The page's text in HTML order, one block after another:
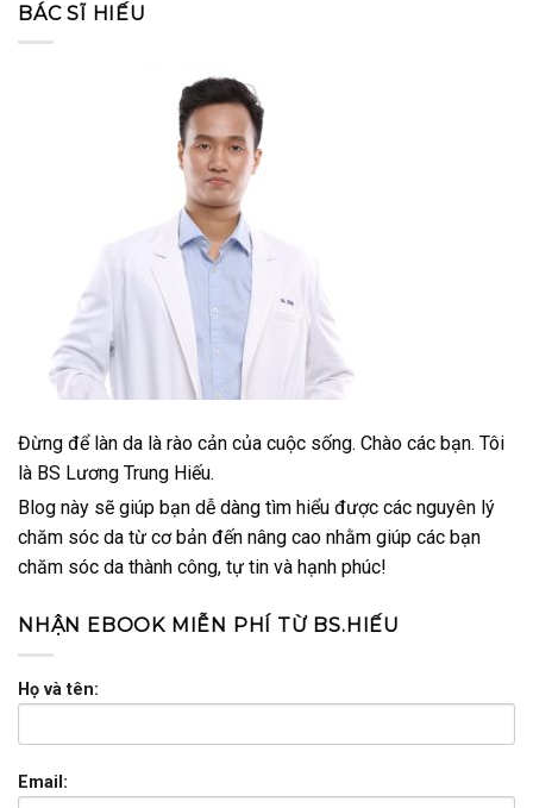
BÁC SĨ HIẾU
Đừng để làn da là rào cản của cuộc sống. Chào các bạn. Tôi
là BS Lương Trung Hiếu.
Blog này sẽ giúp bạn dễ dàng tìm hiểu được các nguyên lý
chăm sóc da từ cơ bản đến nâng cao nhằm giúp các bạn
chăm sóc da thành công, tự tin và hạnh phúc!
NHẬN EBOOK MIỄN PHÍ TỪ BS.HIẾU
Họ và tên:
Email: